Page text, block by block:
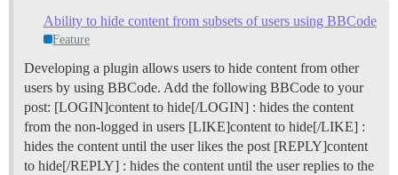
Ability to hide content from subsets of users using BBCode
Feature
Developing a plugin allows users to hide content from other
users by using BBCode. Add the following BBCode to your
post: [LOGIN]content to hide[/LOGIN] : hides the content
from the non-logged in users [LIKE]content to hide[/LIKE] :
hides the content until the user likes the post [REPLY]content
to hide[/REPLY] : hides the content until the user replies to the